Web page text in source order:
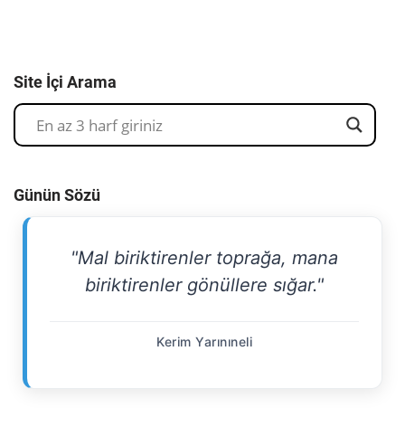
Site İçi Arama
Günün Sözü
"Mal biriktirenler toprağa, mana
biriktirenler gönüllere sığar."
Kerim Yarınıneli